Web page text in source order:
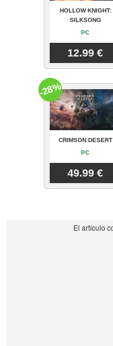
HOLLOW KNIGHT:
SILKSONG
PC
12.99 €
CRIMSON DESERT
PC
49.99 €
-28%